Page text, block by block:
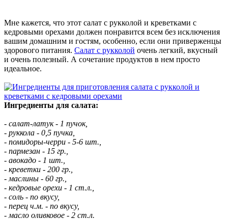
Мне кажется, что этот салат с рукколой и креветками с
кедровыми орехами должен понравится всем без исключения
вашим домашним и гостям, особенно, если они приверженцы
здорового питания. Салат с рукколой очень легкий, вкусный
и очень полезный. А сочетание продуктов в нем просто
идеальное.
Ингредиенты для салата:
- салат-латук - 1 пучок,
- руккола - 0,5 пучка,
- помидоры-черри - 5-6 шт.,
- пармезан - 15 гр.,
- авокадо - 1 шт.,
- креветки - 200 гр.,
- маслины - 60 гр.,
- кедровые орехи - 1 ст.л.,
- соль - по вкусу,
- перец ч.м. - по вкусу,
- масло оливковое - 2 ст.л.